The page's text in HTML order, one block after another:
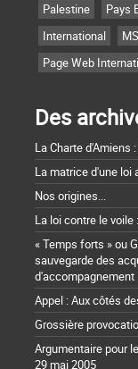
Palestine
Pays
International
Page Web
Des
La Charte d'Amiens
La matrice d'une loi
Nos origines...
La loi contre le
« Temps forts » ou
sauvegarde des
d'accompagnement
Appel : Aux côtés
Grossière
Argumentaire pour
29 mai 2005